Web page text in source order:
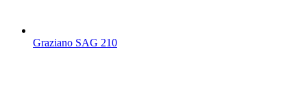
Graziano SAG 210